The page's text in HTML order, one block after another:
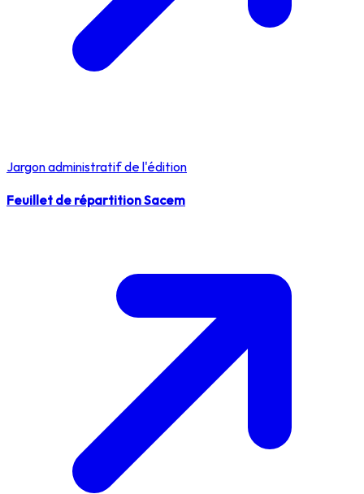
Jargon administratif de l'édition
Feuillet de répartition Sacem